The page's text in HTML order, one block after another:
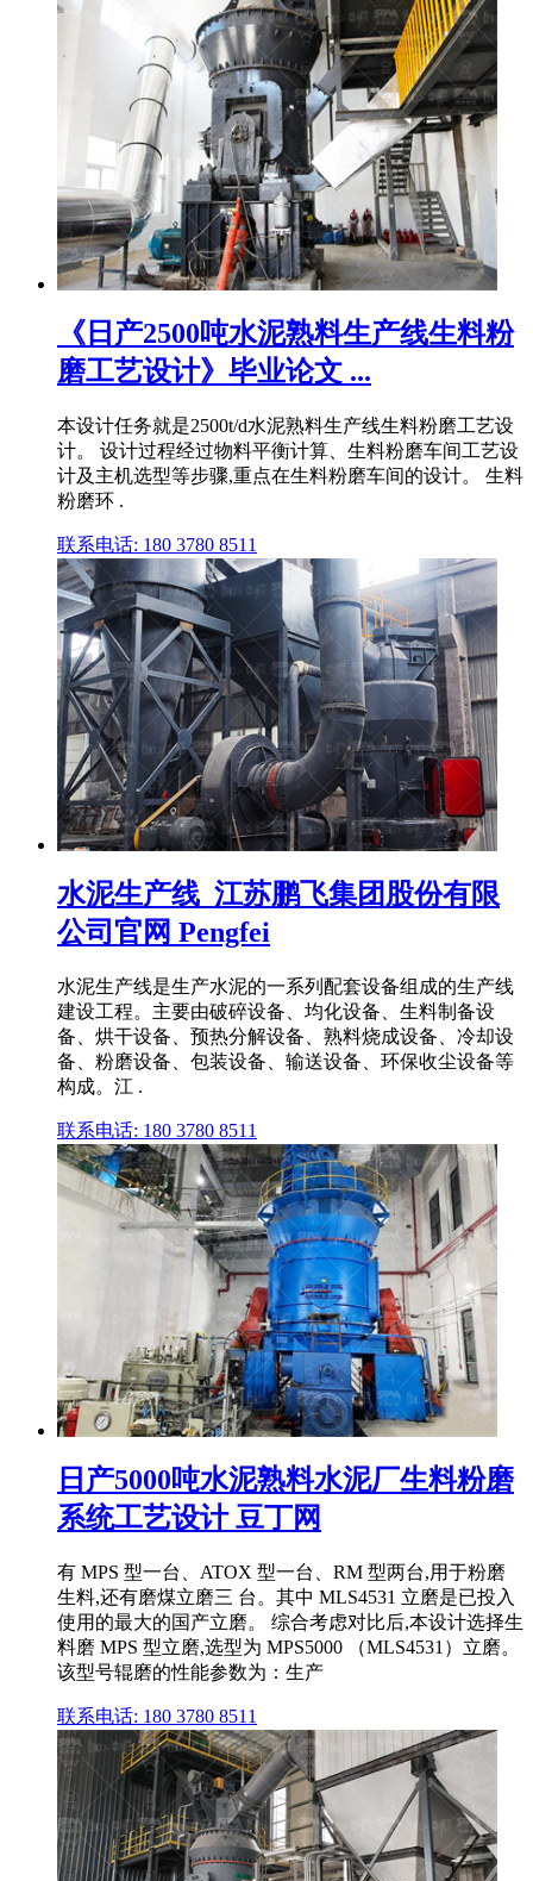
《日产2500吨水泥熟料生产线生料粉
磨工艺设计》毕业论文 ...
本设计任务就是2500t/d水泥熟料生产线生料粉磨工艺设
计。 设计过程经过物料平衡计算、生料粉磨车间工艺设
计及主机选型等步骤,重点在生料粉磨车间的设计。 生料
粉磨环 .
联系电话: 180 3780 8511
水泥生产线_江苏鹏飞集团股份有限
公司官网 Pengfei
水泥生产线是生产水泥的一系列配套设备组成的生产线
建设工程。主要由破碎设备、均化设备、生料制备设
备、烘干设备、预热分解设备、熟料烧成设备、冷却设
备、粉磨设备、包装设备、输送设备、环保收尘设备等
构成。江 .
联系电话: 180 3780 8511
日产5000吨水泥熟料水泥厂生料粉磨
系统工艺设计 豆丁网
有 MPS 型一台、ATOX 型一台、RM 型两台,用于粉磨
生料,还有磨煤立磨三 台。其中 MLS4531 立磨是已投入
使用的最大的国产立磨。 综合考虑对比后,本设计选择生
料磨 MPS 型立磨,选型为 MPS5000 （MLS4531）立磨。
该型号辊磨的性能参数为：生产
联系电话: 180 3780 8511